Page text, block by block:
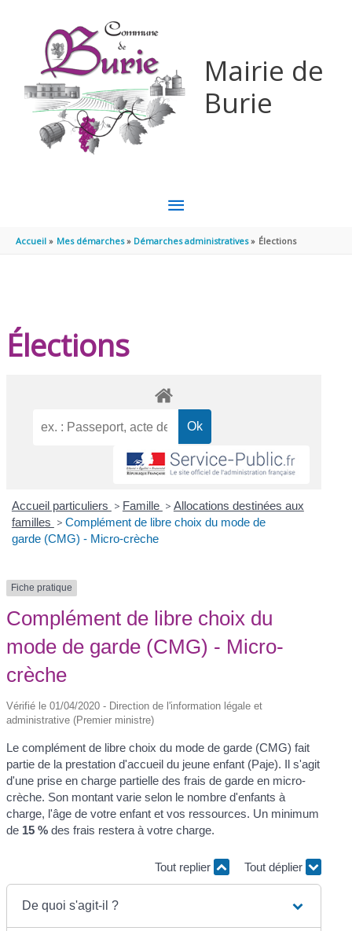
Mairie de
Burie
MENU
PRINCIPAL
Accueil Mes démarches Démarches administratives Élections
Élections
Accueil particuliers > Famille > Allocations destinées aux
familles > Complément de libre choix du mode de
garde (CMG) - Micro-crèche
Fiche pratique
Complément de libre choix du
mode de garde (CMG) - Micro-
crèche
Vérifié le 01/04/2020 - Direction de l'information légale et
administrative (Premier ministre)
Le complément de libre choix du mode de garde (CMG) fait
partie de la prestation d'accueil du jeune enfant (Paje). Il s'agit
d'une prise en charge partielle des frais de garde en micro-
crèche. Son montant varie selon le nombre d'enfants à
charge, l'âge de votre enfant et vos ressources. Un minimum
de 15 % des frais restera à votre charge.
Tout replier Tout déplier
De quoi s'agit-il ?